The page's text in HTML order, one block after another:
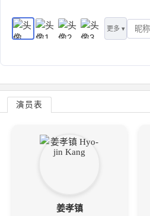
更多 ▾
演员表
姜孝镇